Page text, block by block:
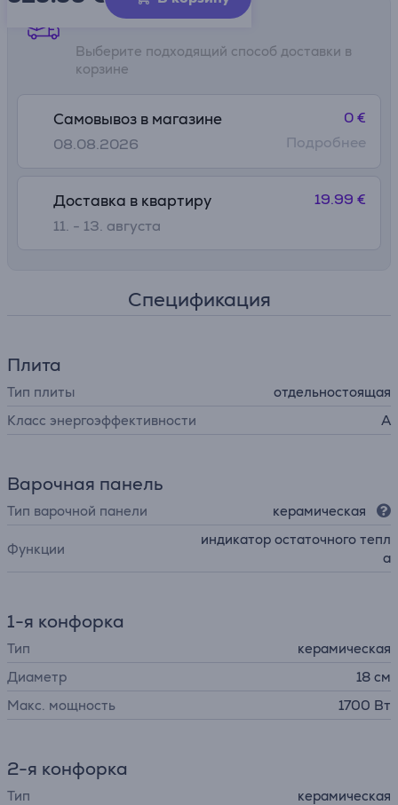
Способы доставки
Выберите подходящий способ доставки в
корзине
Самовывоз в магазине
08.08.2026
0 €
Подробнее
Доставка в квартиру
11. - 13. августа
19.99 €
Спецификация
Плита
Тип плиты
отдельностоящая
Класс энергоэффективности
A
Варочная панель
Тип варочной панели керамическая
Функции
индикатор остаточного тепл
а
1-я конфорка
Тип
керамическая
Диаметр
18 см
Макс. мощность
1700 Вт
2-я конфорка
Тип
керамическая